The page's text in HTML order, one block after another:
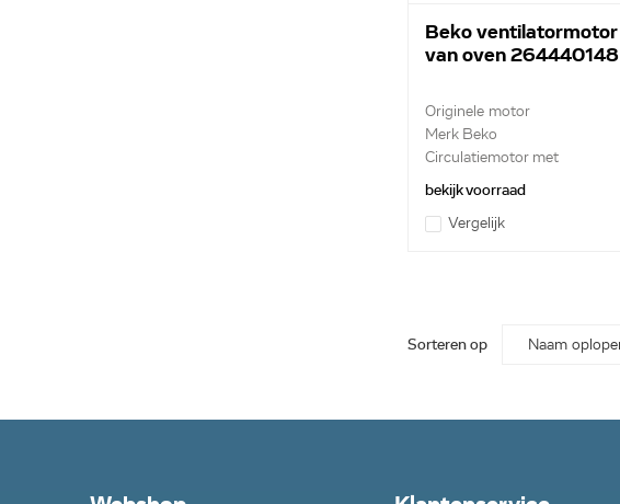
Beko ventilatormotor
van oven 264440148
Originele motor
Merk Beko
Circulatiemotor met
ventilator
bekijk voorraad
Vergelijk
Sorteren op